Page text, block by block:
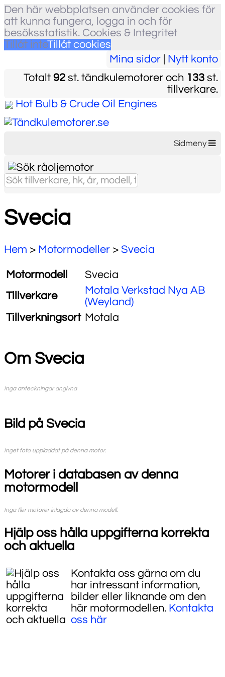
Den här webbplatsen använder cookies för
att kunna fungera, logga in och för
besöksstatistik. Cookies & Integritet
Tillåt inteTillåt cookies
Mina sidor
Nytt konto
Totalt 92 st. tändkulemotorer och 133 st.
tillverkare.
Hot Bulb & Crude Oil Engines
Sidmeny
Svecia
Hem > Motormodeller > Svecia
Motormodell
Svecia
Tillverkare
Motala Verkstad Nya AB
(Weyland)
Tillverkningsort Motala
Om Svecia
Inga anteckningar angivna
Bild på Svecia
Inget foto uppladdat på denna motor.
Motorer i databasen av denna
motormodell
Inga fler motorer inlagda av denna modell.
Hjälp oss hålla uppgifterna korrekta
och aktuella
Kontakta oss gärna om du
har intressant information,
bilder eller liknande om den
här motormodellen. Kontakta
oss här